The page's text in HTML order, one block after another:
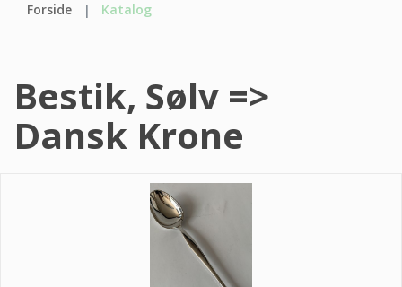
Forside Katalog
Bestik, Sølv =>
Dansk Krone